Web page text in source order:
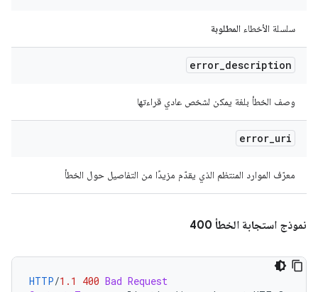
سلسلة الأخطاء المطلوبة
error_description
وصف الخطأ بلغة يمكن لشخص عادي قراءتها
error_uri
معرّف الموارد المنتظم الذي يقدّم مزيدًا من التفاصيل حول الخطأ
نموذج استجابة الخطأ 400
HTTP/1.1 400 Bad Request